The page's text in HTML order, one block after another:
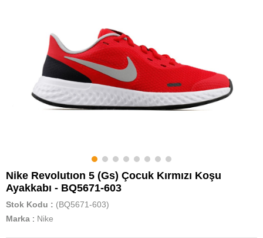
Nike Revolutıon 5 (Gs) Çocuk Kırmızı Koşu
Ayakkabı - BQ5671-603
Stok Kodu
(BQ5671-603)
Marka : Nike